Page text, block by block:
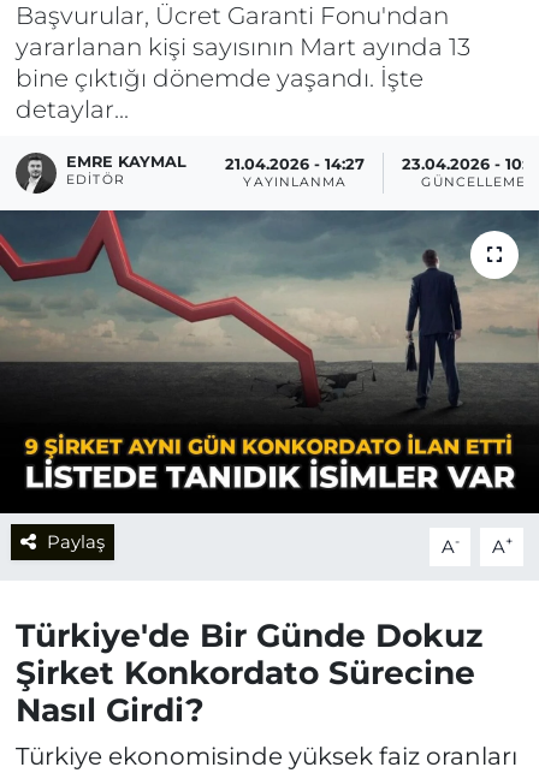
Başvurular, Ücret Garanti Fonu'ndan
yararlanan kişi sayısının Mart ayında 13
bine çıktığı dönemde yaşandı. İşte
detaylar...
EMRE KAYMAL
EDITÖR
21.04.2026 - 14:27
YAYINLANMA
23.04.2026 -
GÜNCELLEME
Paylaş A- A+
Türkiye'de Bir Günde Dokuz
Şirket Konkordato Sürecine
Nasıl Girdi?
Türkiye ekonomisinde yüksek faiz oranları